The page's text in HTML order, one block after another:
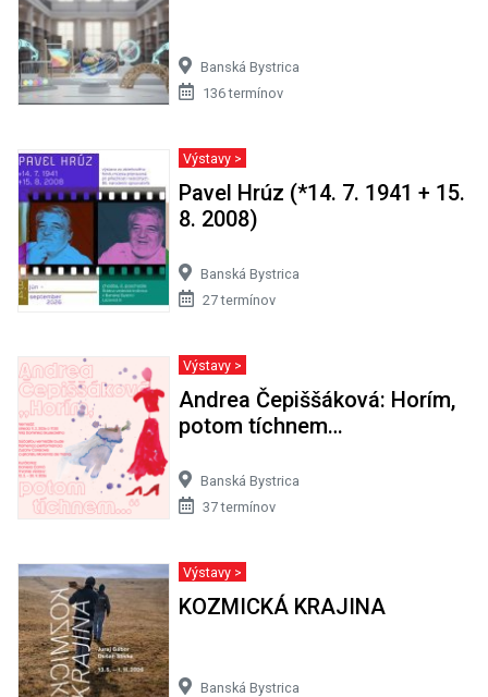
Banská Bystrica
136 termínov
Výstavy >
Pavel Hrúz (*14. 7. 1941 + 15.
8. 2008)
Banská Bystrica
27 termínov
Výstavy >
Andrea Čepiššáková: Horím,
potom tíchnem…
Banská Bystrica
37 termínov
Výstavy >
KOZMICKÁ KRAJINA
Banská Bystrica